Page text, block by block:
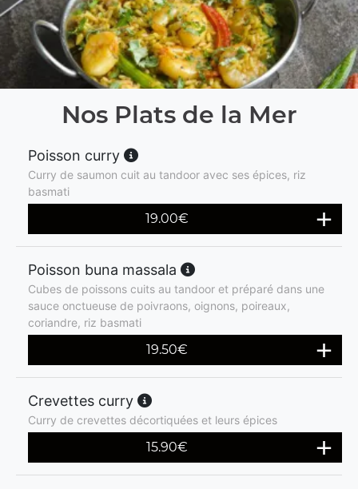
Nos Plats de la Mer
Poisson curry
Curry de saumon cuit au tandoor avec ses épices, riz
basmati
19.00€
Poisson buna massala
Cubes de poissons cuits au tandoor et préparé dans une
sauce onctueuse de poivraons, oignons, poireaux,
coriandre, riz basmati
19.50€
Crevettes curry
Curry de crevettes décortiquées et leurs épices
15.90€